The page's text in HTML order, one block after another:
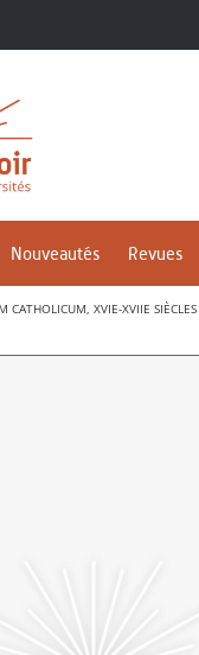
Nouveautés Revues
CATHOLICUM, XVIE-XVIIE SIÈCLES